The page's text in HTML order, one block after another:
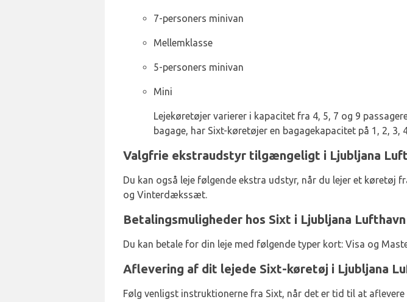
7-personers minivan
Mellemklasse
5-personers minivan
Mini
Lejekøretøjer varierer i kapacitet fra 4, 5, 7 og 9
bagage, har Sixt-køretøjer en bagagekapacitet på 1, 2, 3,
Valgfrie ekstraudstyr tilgængeligt i Ljubljana
Du kan også leje følgende ekstra udstyr, når du lejer et
og Vinterdækssæt.
Betalingsmuligheder hos Sixt i Ljubljana Lufthavn
Du kan betale for din leje med følgende typer kort: Visa og
Aflevering af dit lejede Sixt-køretøj i Ljubljana
Følg venligst instruktionerne fra Sixt, når det er tid til at